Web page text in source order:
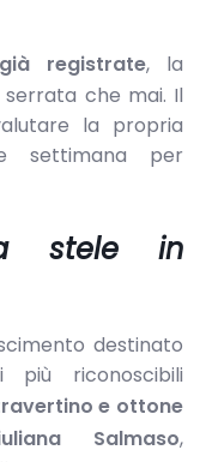
registrate, la
che mai. Il
la propria
settimana per
stele in
destinato
riconoscibili
e ottone
Salmaso,